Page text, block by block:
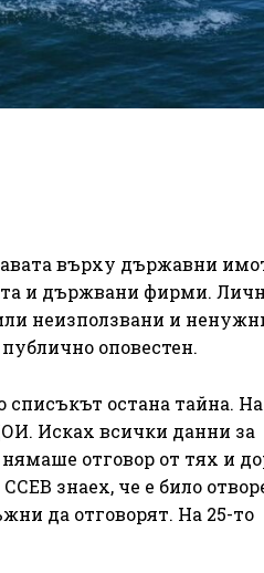
върху държавни
и държвани фирми.
неизползвани и
оповестен.
остана тайна. На
Исках всички данни за
отговор от тях и
знаех, че е било
да отговорят. На 25-то